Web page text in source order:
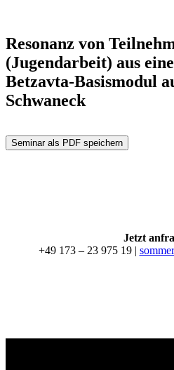
Resonanz von
(Jugendarbeit) aus
Betzavta-Basismodul
Schwaneck
Seminar als PDF speichern
Jetzt
+49 173 – 23 975 19 |